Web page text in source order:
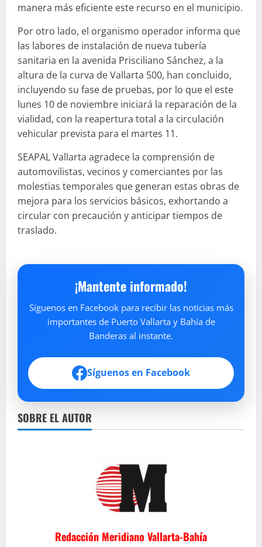
manera más eficiente este recurso en el municipio.
Por otro lado, el organismo operador informa que
las labores de instalación de nueva tubería
sanitaria en la avenida Prisciliano Sánchez, a la
altura de la curva de Vallarta 500, han concluido,
incluyendo su fase de pruebas, por lo que el este
lunes 10 de noviembre iniciará la reparación de la
vialidad, con la reapertura total a la circulación
vehicular prevista para el martes 11.
SEAPAL Vallarta agradece la comprensión de
automovilistas, vecinos y comerciantes por las
molestias temporales que generan estas obras de
mejora para los servicios básicos, exhortando a
circular con precaución y anticipar tiempos de
traslado.
¡Mantente informado!
Síguenos en Facebook para recibir las noticias más
importantes de Puerto Vallarta y Bahía de
Banderas al instante.
Síguenos en Facebook
SOBRE EL AUTOR
Redacción Meridiano Vallarta-Bahía